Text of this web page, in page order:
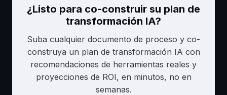
¿Listo para co-construir su plan de
transformación IA?
Suba cualquier documento de proceso y co-
construya un plan de transformación IA con
recomendaciones de herramientas reales y
proyecciones de ROI, en minutos, no en
semanas.